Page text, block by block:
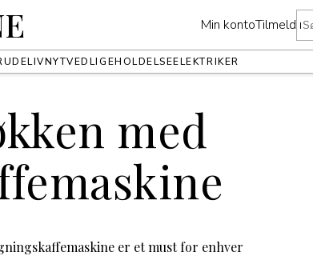
Min kontoTilmeld nu
UDELIVNYTVEDLIGEHOLDELSEELEKTRIKER
med
er et must for enhver